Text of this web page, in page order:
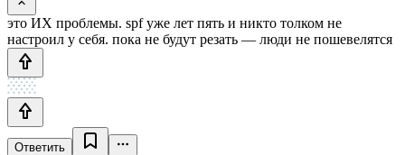
это ИХ проблемы. spf уже лет пять и никто толком не
настроил у себя. пока не будут резать — люди не пошевелятся
Ответить